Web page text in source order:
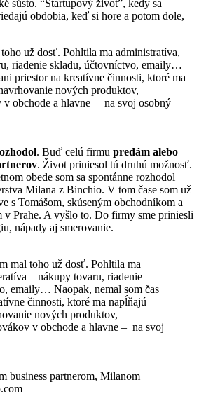
sústo. “Startupový život”, kedy sa
obdobia, keď si hore a potom dole,
už dosť. Pohltila ma administratíva,
riadenie skladu, účtovníctvo, emaily…
priestor na kreatívne činnosti, ktoré ma
nových produktov,
obchode a hlavne – na svoj osobný
. Buď celú firmu predám alebo
. Život priniesol tú druhú možnosť.
obede som sa spontánne rozhodol
Milana z Binchio. V tom čase som už
s Tomášom, skúseným obchodníkom a
v Prahe. A vyšlo to. Do firmy sme priniesli
nápady aj smerovanie.
mal toho už dosť. Pohltila ma
– nákupy tovaru, riadenie
emaily… Naopak, nemal som čas
činnosti, ktoré ma napĺňajú –
nových produktov,
v obchode a hlavne – na svoj
business partnerom, Milanom